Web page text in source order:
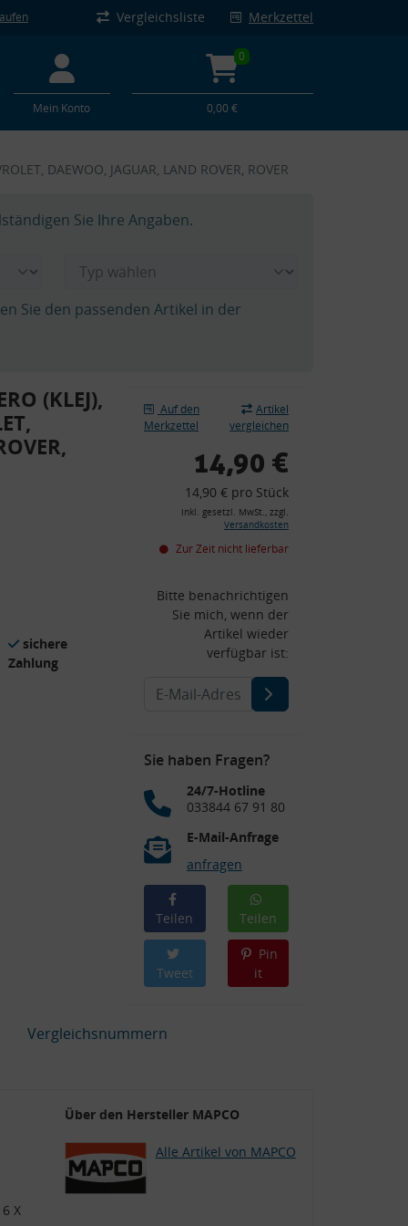
Vergleichsliste Merkzettel
Mein Konto
0
0,00 €
DAEWOO, JAGUAR, LAND ROVER, ROVER
Sie Ihre Angaben.
Sie den passenden Artikel in der
(KLEJ),
sichere
Zahlung
Auf den
Merkzettel
Artikel
vergleichen
14,90 €
14,90 € pro Stück
inkl. gesetzl. MwSt., zzgl.
Versandkosten
Zur Zeit nicht lieferbar
Bitte benachrichtigen
Sie mich, wenn der
Artikel wieder
verfügbar ist:
Sie haben Fragen?
24/7-Hotline
033844 67 91 80
E-Mail-Anfrage
anfragen
Teilen Teilen
Tweet
Pin
it
Vergleichsnummern
X
Über den Hersteller MAPCO
Alle Artikel von MAPCO